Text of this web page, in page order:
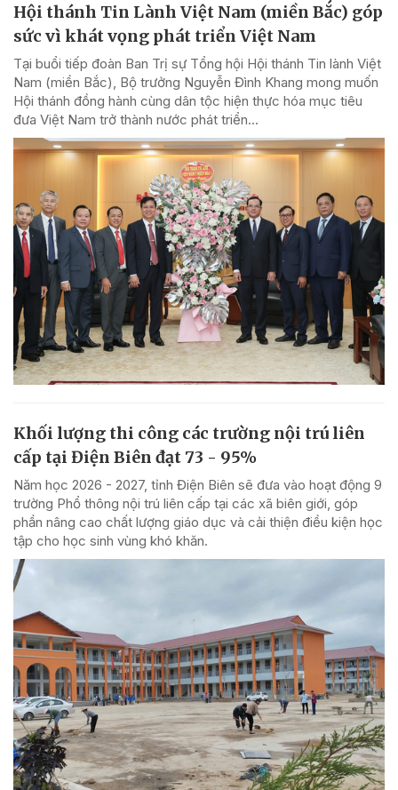
Hội thánh Tin Lành Việt Nam (miền Bắc) góp
sức vì khát vọng phát triển Việt Nam
Tại buổi tiếp đoàn Ban Trị sự Tổng hội Hội thánh Tin lành Việt
Nam (miền Bắc), Bộ trưởng Nguyễn Đình Khang mong muốn
Hội thánh đồng hành cùng dân tộc hiện thực hóa mục tiêu
đưa Việt Nam trở thành nước phát triển...
Khối lượng thi công các trường nội trú liên
cấp tại Điện Biên đạt 73 - 95%
Năm học 2026 - 2027, tỉnh Điện Biên sẽ đưa vào hoạt động 9
trường Phổ thông nội trú liên cấp tại các xã biên giới, góp
phần nâng cao chất lượng giáo dục và cải thiện điều kiện học
tập cho học sinh vùng khó khăn.